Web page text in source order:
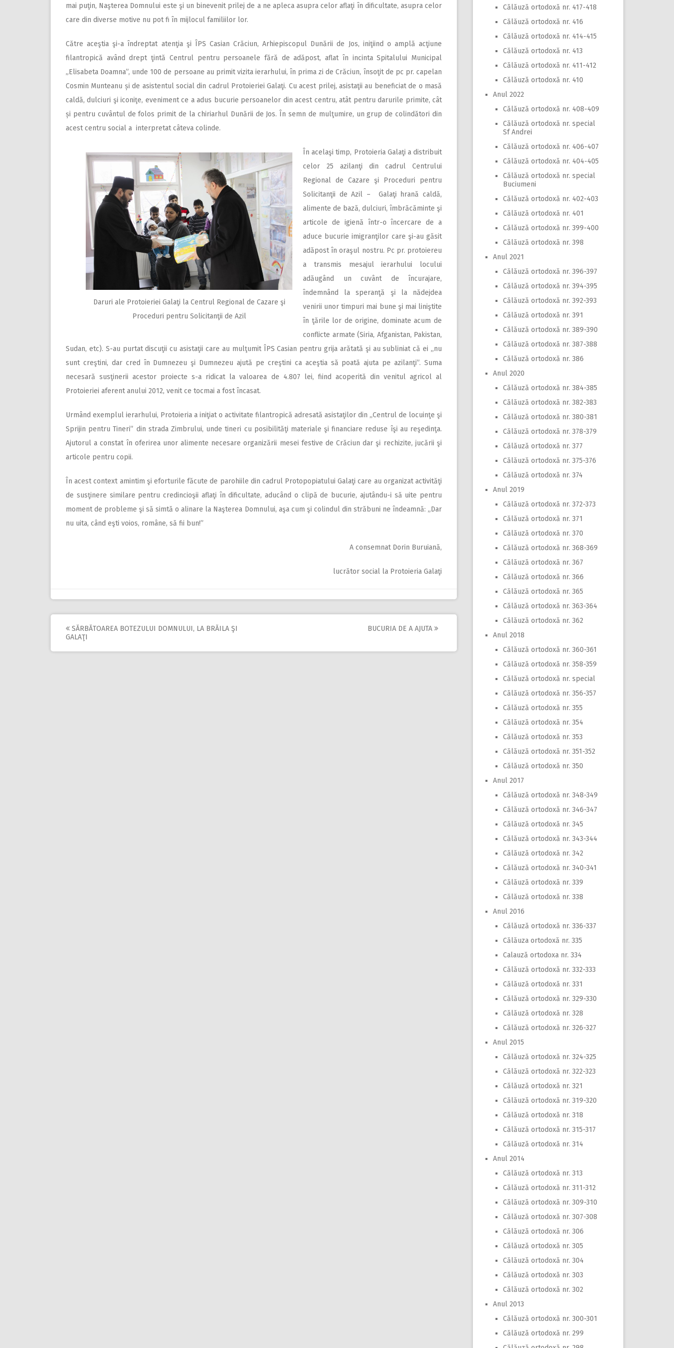
mai puţin, Naşterea Domnului este şi un binevenit prilej de a ne apleca asupra celor aflaţi în dificultate, asupra celor
care din diverse motive nu pot fi în mijlocul familiilor lor.
Către aceştia şi-a îndreptat atenţia şi ÎPS Casian Crăciun, Arhiepiscopul Dunării de Jos, iniţiind o amplă acţiune
filantropică având drept ţintă Centrul pentru persoanele fără de adăpost, aflat în incinta Spitalului Municipal
„Elisabeta Doamna”, unde 100 de persoane au primit vizita ierarhului, în prima zi de Crăciun, însoţit de pc pr. capelan
Cosmin Munteanu și de asistentul social din cadrul Protoieriei Galaţi. Cu acest prilej, asistaţii au beneficiat de o masă
caldă, dulciuri şi iconiţe, eveniment ce a adus bucurie persoanelor din acest centru, atât pentru darurile primite, cât
și pentru cuvântul de folos primit de la chiriarhul Dunării de Jos. În semn de mulţumire, un grup de colindători din
acest centru social a interpretat câteva colinde.
Daruri ale Protoieriei Galaţi la Centrul Regional de Cazare şi
Proceduri pentru Solicitanţii de Azil
În acelaşi timp, Protoieria Galaţi a distribuit
celor 25 azilanţi din cadrul Centrului
Regional de Cazare şi Proceduri pentru
Solicitanţii de Azil – Galaţi hrană caldă,
alimente de bază, dulciuri, îmbrăcăminte şi
articole de igienă într-o încercare de a
aduce bucurie imigranţilor care şi-au găsit
adăpost în oraşul nostru. Pc pr. protoiereu
a transmis mesajul ierarhului locului
adăugând un cuvânt de încurajare,
îndemnând la speranţă şi la nădejdea
venirii unor timpuri mai bune şi mai liniştite
în ţările lor de origine, dominate acum de
conflicte armate (Siria, Afganistan, Pakistan,
Sudan, etc). S-au purtat discuţii cu asistaţii care au mulţumit ÎPS Casian pentru grija arătată şi au subliniat că ei ,,nu
sunt creştini, dar cred în Dumnezeu şi Dumnezeu ajută pe creştini ca aceştia să poată ajuta pe azilanţi”. Suma
necesară susţinerii acestor proiecte s-a ridicat la valoarea de 4.807 lei, fiind acoperită din venitul agricol al
Protoieriei aferent anului 2012, venit ce tocmai a fost încasat.
Urmând exemplul ierarhului, Protoieria a iniţiat o activitate filantropică adresată asistaţilor din ,,Centrul de locuinţe şi
Sprijin pentru Tineri” din strada Zimbrului, unde tineri cu posibilităţi materiale şi financiare reduse îşi au reşedinţa.
Ajutorul a constat în oferirea unor alimente necesare organizării mesei festive de Crăciun dar şi rechizite, jucării şi
articole pentru copii.
În acest context amintim şi eforturile făcute de parohiile din cadrul Protopopiatului Galaţi care au organizat activităţi
de susţinere similare pentru credincioşii aflaţi în dificultate, aducând o clipă de bucurie, ajutându-i să uite pentru
moment de probleme şi să simtă o alinare la Naşterea Domnului, aşa cum şi colindul din străbuni ne îndeamnă: „Dar
nu uita, când eşti voios, române, să fii bun!”
A consemnat Dorin Buruiană,
lucrător social la Protoieria Galaţi
Post
navigation
SĂRBĂTOAREA BOTEZULUI DOMNULUI, LA BRĂILA ŞI
GALAŢI
BUCURIA DE A AJUTA
Călăuză ortodoxă nr. 417-418
Călăuză ortodoxă nr. 416
Călăuză ortodoxă nr. 414-415
Călăuză ortodoxă nr. 413
Călăuză ortodoxă nr. 411-412
Călăuză ortodoxă nr. 410
Anul 2022
Călăuză ortodoxă nr. 408-409
Călăuză ortodoxă nr. special
Sf Andrei
Călăuză ortodoxă nr. 406-407
Călăuză ortodoxă nr. 404-405
Călăuză ortodoxă nr. special
Buciumeni
Călăuză ortodoxă nr. 402-403
Călăuză ortodoxă nr. 401
Călăuză ortodoxă nr. 399-400
Călăuză ortodoxă nr. 398
Anul 2021
Călăuză ortodoxă nr. 396-397
Călăuză ortodoxă nr. 394-395
Călăuză ortodoxă nr. 392-393
Călăuză ortodoxă nr. 391
Călăuză ortodoxă nr. 389-390
Călăuză ortodoxă nr. 387-388
Călăuză ortodoxă nr. 386
Anul 2020
Călăuză ortodoxă nr. 384-385
Călăuză ortodoxă nr. 382-383
Călăuză ortodoxă nr. 380-381
Călăuză ortodoxă nr. 378-379
Călăuză ortodoxă nr. 377
Călăuză ortodoxă nr. 375-376
Călăuză ortodoxă nr. 374
Anul 2019
Călăuză ortodoxă nr. 372-373
Călăuză ortodoxă nr. 371
Călăuză ortodoxă nr. 370
Călăuză ortodoxă nr. 368-369
Călăuză ortodoxă nr. 367
Călăuză ortodoxă nr. 366
Călăuză ortodoxă nr. 365
Călăuză ortodoxă nr. 363-364
Călăuză ortodoxă nr. 362
Anul 2018
Călăuză ortodoxă nr. 360-361
Călăuză ortodoxă nr. 358-359
Călăuză ortodoxă nr. special
Călăuză ortodoxă nr. 356-357
Călăuză ortodoxă nr. 355
Călăuză ortodoxă nr. 354
Călăuză ortodoxă nr. 353
Călăuză ortodoxă nr. 351-352
Călăuză ortodoxă nr. 350
Anul 2017
Călăuză ortodoxă nr. 348-349
Călăuză ortodoxă nr. 346-347
Călăuză ortodoxă nr. 345
Călăuză ortodoxă nr. 343-344
Călăuză ortodoxă nr. 342
Călăuză ortodoxă nr. 340-341
Călăuză ortodoxă nr. 339
Călăuză ortodoxă nr. 338
Anul 2016
Călăuză ortodoxă nr. 336-337
Călăuza ortodoxă nr. 335
Calauză ortodoxa nr. 334
Călăuză ortodoxă nr. 332-333
Călăuză ortodoxă nr. 331
Călăuză ortodoxă nr. 329-330
Călăuză ortodoxă nr. 328
Călăuză ortodoxă nr. 326-327
Anul 2015
Călăuză ortodoxă nr. 324-325
Călăuză ortodoxă nr. 322-323
Călăuză ortodoxă nr. 321
Călăuză ortodoxă nr. 319-320
Călăuză ortodoxă nr. 318
Călăuză ortodoxă nr. 315-317
Călăuză ortodoxă nr. 314
Anul 2014
Călăuză ortodoxă nr. 313
Călăuză ortodoxă nr. 311-312
Călăuză ortodoxă nr. 309-310
Călăuză ortodoxă nr. 307-308
Călăuză ortodoxă nr. 306
Călăuză ortodoxă nr. 305
Călăuză ortodoxă nr. 304
Călăuză ortodoxă nr. 303
Călăuză ortodoxă nr. 302
Anul 2013
Călăuză ortodoxă nr. 300-301
Călăuză ortodoxă nr. 299